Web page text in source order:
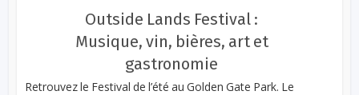
Outside Lands Festival :
Musique, vin, bières, art et
gastronomie
Retrouvez le Festival de l’été au Golden Gate Park. Le